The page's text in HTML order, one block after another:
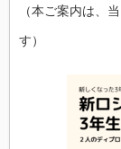
生
用
よ
る
新
ロ
シ
（本ご案内は、
す）